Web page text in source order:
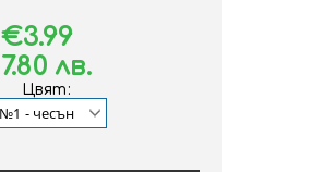
€3.99
7.80 лв.
Цвят: